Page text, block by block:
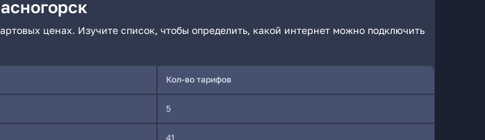
ценах. Изучите список, чтобы определить, какой интернет можно подключить
Кол-во тарифов
5
41